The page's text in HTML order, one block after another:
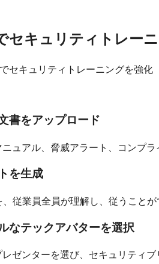
セキュリティトレー
セキュリティトレーニングを強化
書をアップロード
ュアル、脅威アラート、コンプ
を生成
従業員全員が理解し、従うことが
なテックアバターを選択
ゼンターを選び、セキュリティ